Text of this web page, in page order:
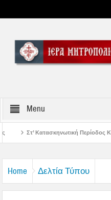
Menu
Περίοδος Κοριτσιών Γυμνασίου
Home Δελτία Τύπου